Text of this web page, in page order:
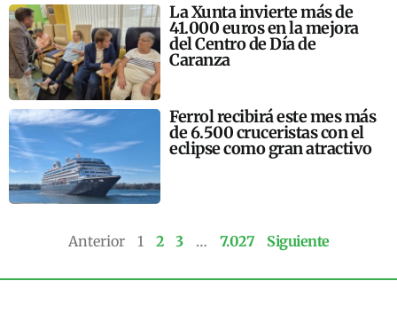
La Xunta invierte más de
41.000 euros en la mejora
del Centro de Día de
Caranza
Ferrol recibirá este mes más
de 6.500 cruceristas con el
eclipse como gran atractivo
Anterior 1 2 3 … 7.027 Siguiente